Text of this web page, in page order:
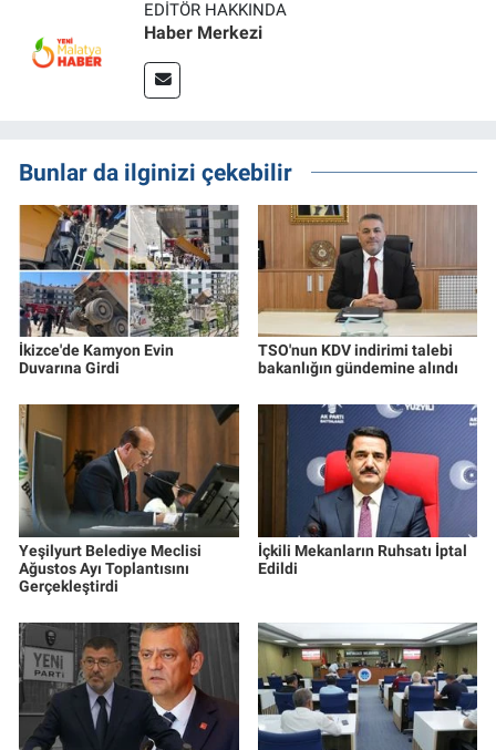
EDITÖR HAKKINDA
Haber Merkezi
Bunlar da ilginizi çekebilir
İkizce'de Kamyon Evin
Duvarına Girdi
TSO'nun KDV indirimi talebi
bakanlığın gündemine alındı
Yeşilyurt Belediye Meclisi
Ağustos Ayı Toplantısını
Gerçekleştirdi
İçkili Mekanların Ruhsatı İptal
Edildi